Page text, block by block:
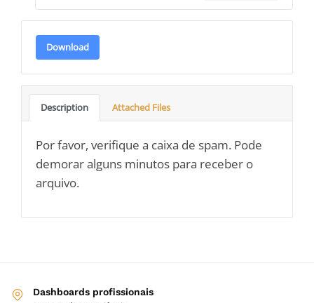
Download
Description Attached Files
Por favor, verifique a caixa de spam. Pode
demorar alguns minutos para receber o
arquivo.
Dashboards profissionais